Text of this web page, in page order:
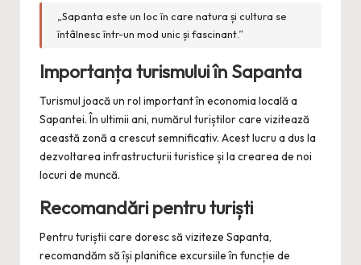
„Sapanta este un loc în care natura și cultura se
întâlnesc într-un mod unic și fascinant.”
Importanța turismului în Sapanta
Turismul joacă un rol important în economia locală a
Sapantei. În ultimii ani, numărul turiștilor care vizitează
această zonă a crescut semnificativ. Acest lucru a dus la
dezvoltarea infrastructurii turistice și la crearea de noi
locuri de muncă.
Recomandări pentru turiști
Pentru turiștii care doresc să viziteze Sapanta,
recomandăm să își planifice excursiile în funcție de